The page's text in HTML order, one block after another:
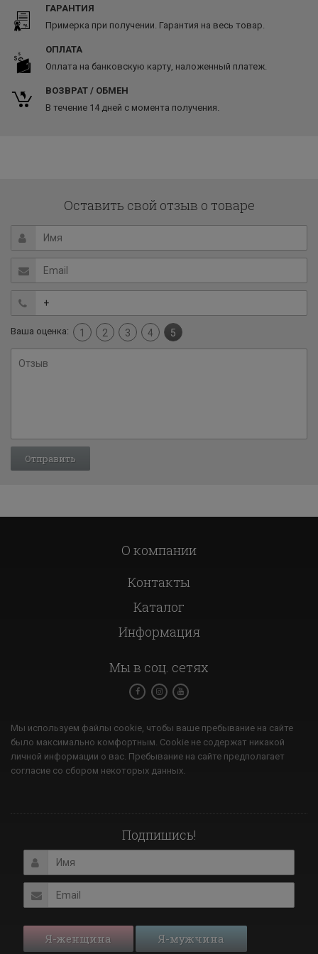
ГАРАНТИЯ
Примерка при получении. Гарантия на весь товар.
ОПЛАТА
Оплата на банковскую карту, наложенный платеж.
ВОЗВРАТ / ОБМЕН
В течение 14 дней с момента получения.
Оставить свой отзыв о товаре
Ваша оценка: 1 2 3 4 5
О компании
Контакты
Каталог
Информация
Мы в соц. сетях
Мы используем файлы cookie, чтобы ваше пребывание на сайте
было максимально комфортным. Cookie не содержат никакой
личной информации о вас. Пребывание на сайте предполагает
согласие со сбором некоторых данных.
Подпишись!
Я-женщина Я-мужчина